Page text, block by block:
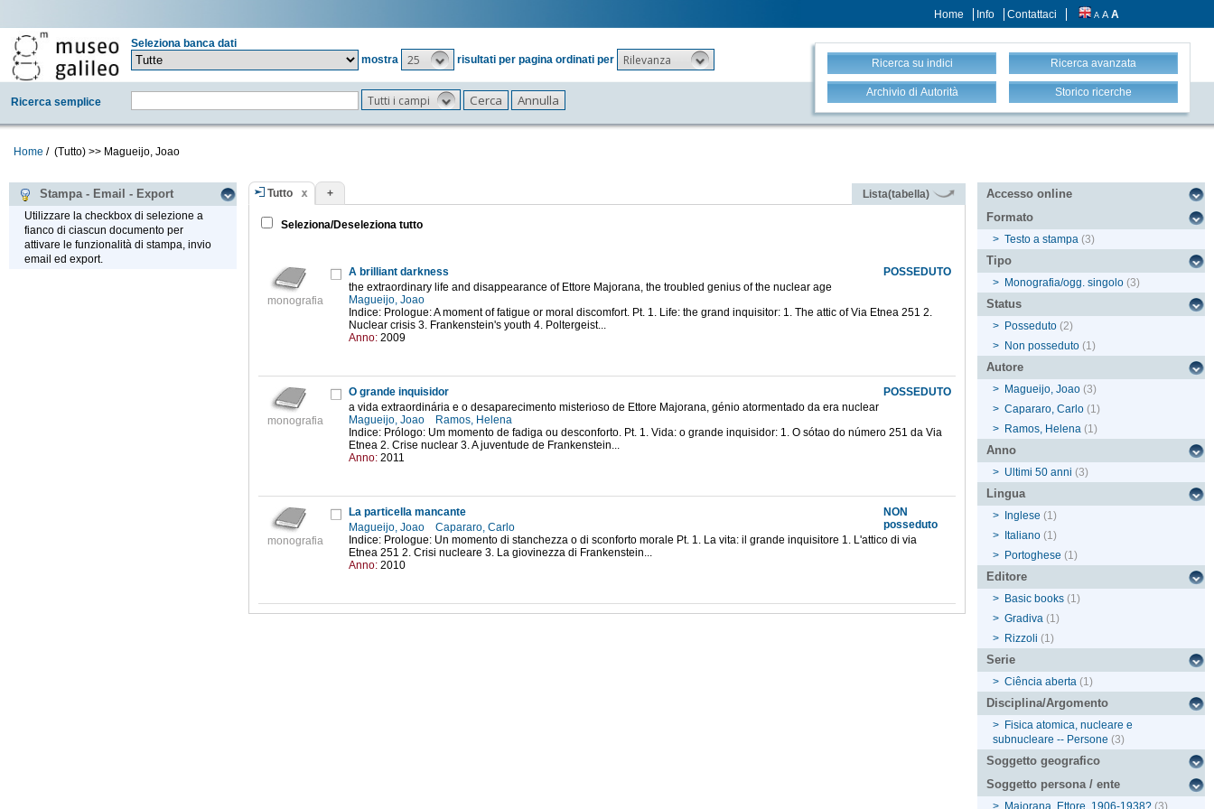
Home Info Contattaci A A A
Seleziona banca dati
mostra
25 risultati per pagina ordinati per Rilevanza
Ricerca semplice Tutti i campi
Ricerca su indici Ricerca avanzata
Archivio di Autorità Storico ricerche
Home / (Tutto) >> Magueijo, Joao
Stampa - Email - Export
Utilizzare la checkbox di selezione a
fianco di ciascun documento per
attivare le funzionalità di stampa, invio
email ed export.
Tutto + Lista(tabella)
Seleziona/Deseleziona tutto
monografia
POSSEDUTO
A brilliant darkness
the extraordinary life and disappearance of Ettore Majorana, the troubled genius of the nuclear age
Magueijo, Joao
Indice: Prologue: A moment of fatigue or moral discomfort. Pt. 1. Life: the grand inquisitor: 1. The attic of Via Etnea 251 2.
Nuclear crisis 3. Frankenstein's youth 4. Poltergeist...
Anno: 2009
monografia
POSSEDUTO
O grande inquisidor
a vida extraordinária e o desaparecimento misterioso de Ettore Majorana, génio atormentado da era nuclear
Magueijo, Joao
Ramos, Helena
Indice: Prólogo: Um momento de fadiga ou desconforto. Pt. 1. Vida: o grande inquisidor: 1. O sótao do número 251 da Via
Etnea 2. Crise nuclear 3. A juventude de Frankenstein...
Anno: 2011
monografia
NON
posseduto
La particella mancante
Magueijo, Joao
Capararo, Carlo
Indice: Prologue: Un momento di stanchezza o di sconforto morale Pt. 1. La vita: il grande inquisitore 1. L'attico di via
Etnea 251 2. Crisi nucleare 3. La giovinezza di Frankenstein...
Anno: 2010
Accesso online
Formato
> Testo a stampa (3)
Tipo
> Monografia/ogg. singolo (3)
Status
> Posseduto (2)
> Non posseduto (1)
Autore
> Magueijo, Joao (3)
> Capararo, Carlo (1)
> Ramos, Helena (1)
Anno
> Ultimi 50 anni (3)
Lingua
> Inglese (1)
>
Italiano (1)
> Portoghese (1)
Editore
> Basic books (1)
> Gradiva (1)
> Rizzoli (1)
Serie
> Ciência aberta (1)
Disciplina/Argomento
> Fisica atomica, nucleare e
subnucleare -- Persone (3)
Soggetto geografico
Soggetto persona / ente